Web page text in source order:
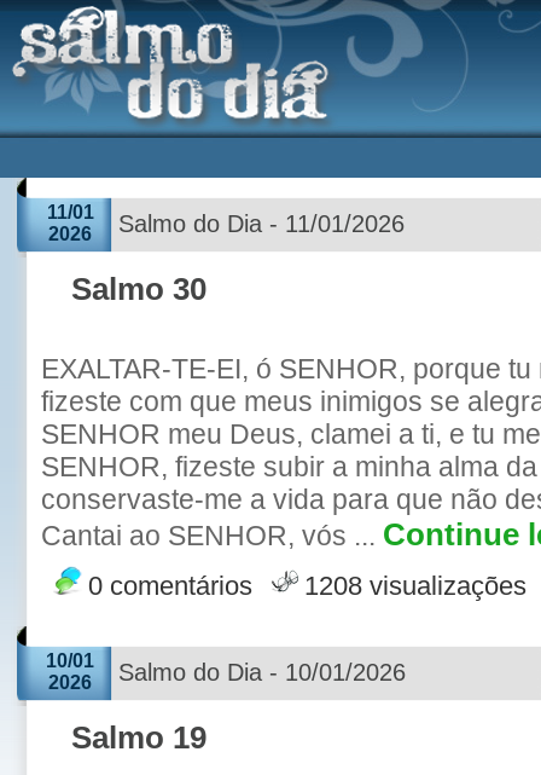
11/01
2026
Salmo do Dia - 11/01/2026
Salmo 30
EXALTAR-TE-EI, ó SENHOR, porque
fizeste com que meus inimigos se
SENHOR meu Deus, clamei a ti, e tu
SENHOR, fizeste subir a minha alma
conservaste-me a vida para que não
Cantai ao SENHOR, vós ... Continue
0 comentários 1208 visualizações
10/01
2026
Salmo do Dia - 10/01/2026
Salmo 19